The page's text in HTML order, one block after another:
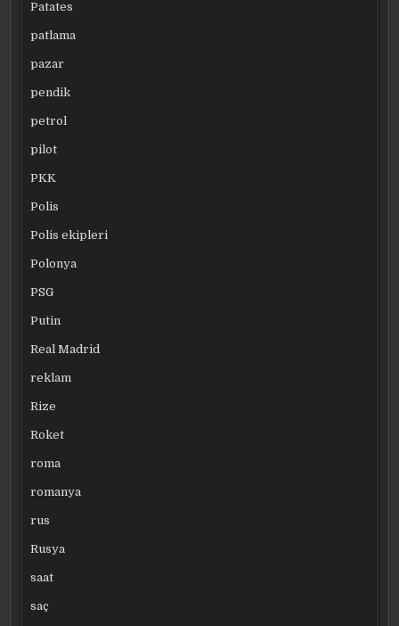
Patates
patlama
pazar
pendik
petrol
pilot
PKK
Polis
Polis ekipleri
Polonya
PSG
Putin
Real Madrid
reklam
Rize
Roket
roma
romanya
rus
Rusya
saat
saç